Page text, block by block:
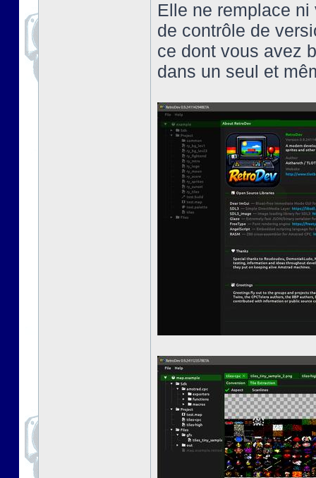
Elle ne remplace
de contrôle de
ce dont vous avez
dans un seul et